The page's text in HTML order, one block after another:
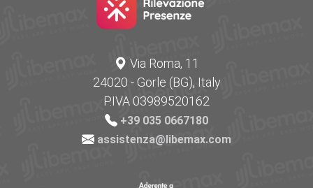
Via Roma, 11
24020 - Gorle (BG), Italy
P.IVA 03989520162
+39 035 0667180
assistenza@libemax.com